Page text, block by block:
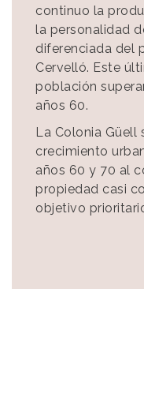
continuo la
la personalidad
diferenciada del
Cervelló. Este
población
años 60.
La Colonia Güell
crecimiento
años 60 y 70 al
propiedad casi
objetivo